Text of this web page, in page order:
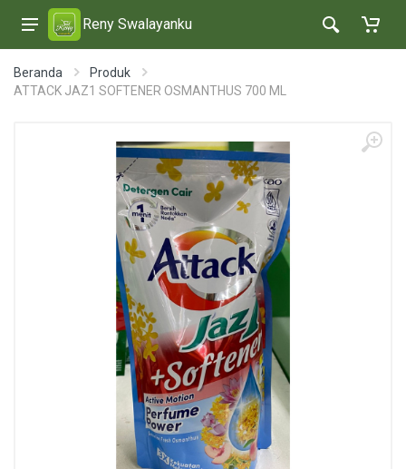
Reny Swalayanku
Beranda
Produk
ATTACK JAZ1 SOFTENER OSMANTHUS 700 ML